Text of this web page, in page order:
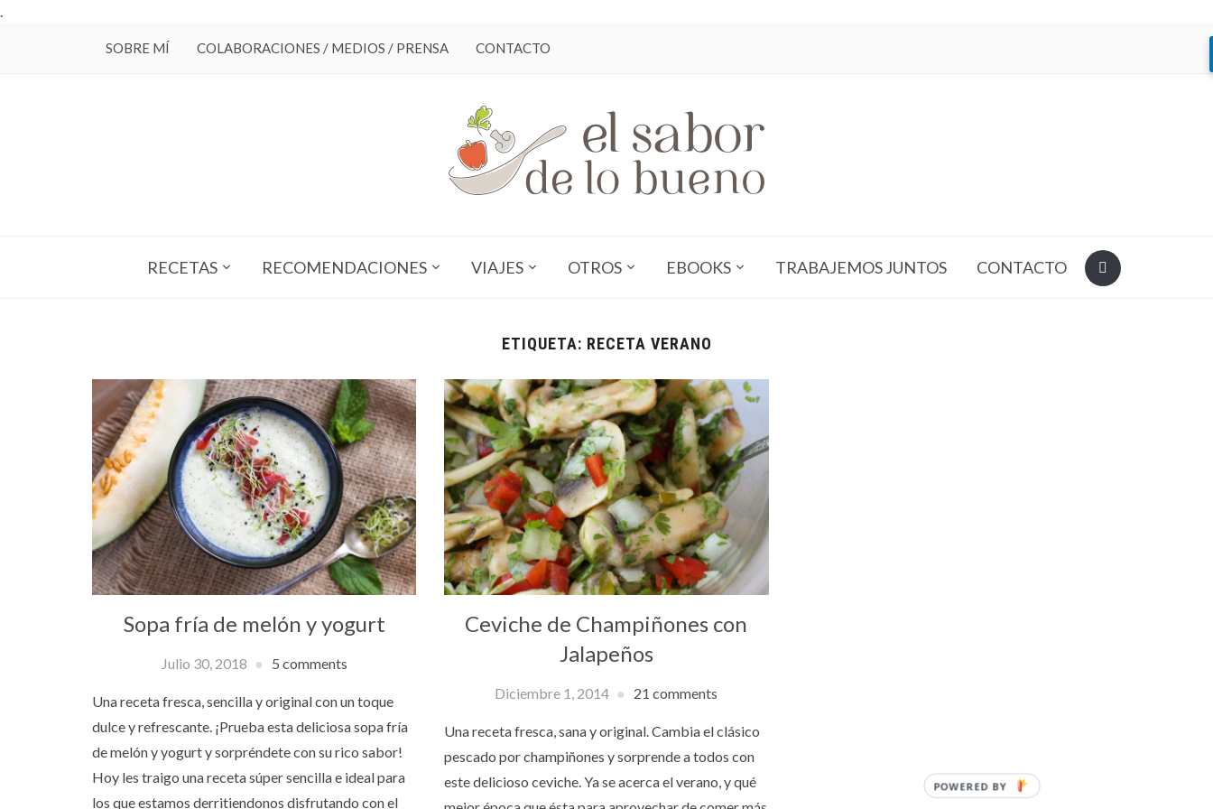
.
SOBRE MÍ COLABORACIONES / MEDIOS / PRENSA CONTACTO
RECETAS RECOMENDACIONES VIAJES OTROS EBOOKS TRABAJEMOS JUNTOS CONTACTO
ETIQUETA: RECETA VERANO
Sopa fría de melón y yogurt
Julio 30, 2018 5 comments
Una receta fresca, sencilla y original con un toque
dulce y refrescante. ¡Prueba esta deliciosa sopa fría
de melón y yogurt y sorpréndete con su rico sabor!
Hoy les traigo una receta súper sencilla e ideal para
los que estamos derritiendonos disfrutando con el
Ceviche de Champiñones con
Jalapeños
Diciembre 1, 2014 21 comments
Una receta fresca, sana y original. Cambia el clásico
pescado por champiñones y sorprende a todos con
este delicioso ceviche. Ya se acerca el verano, y qué
POWERED BY